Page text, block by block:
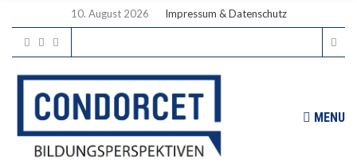
10. August 2026 Impressum & Datenschutz
MENU